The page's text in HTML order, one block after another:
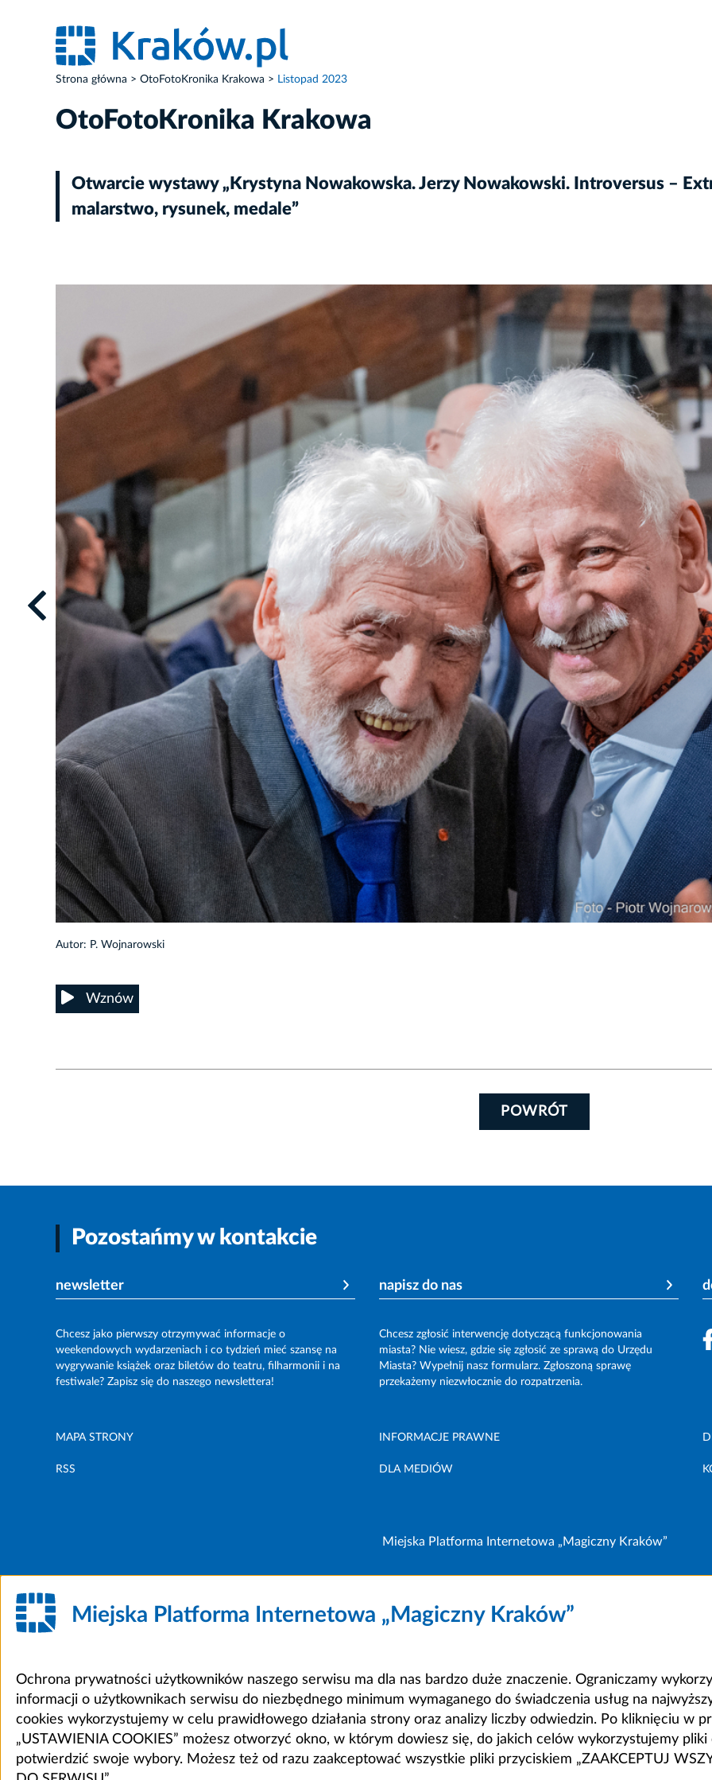
Strona główna OtoFotoKronika Krakowa Listopad 2023
OtoFotoKronika Krakowa
Otwarcie wystawy „Krystyna Nowakowska. Jerzy Nowakowski. Introversus –
malarstwo, rysunek, medale”
Autor: P. Wojnarowski
Wznów
POWRÓT
Pozostańmy w kontakcie
newsletter
Chcesz jako pierwszy otrzymywać informacje o
weekendowych wydarzeniach i co tydzień mieć szansę na
wygrywanie książek oraz biletów do teatru, filharmonii i na
festiwale? Zapisz się do naszego newslettera!
napisz do nas
Chcesz zgłosić interwencję dotyczącą funkcjonowania
miasta? Nie wiesz, gdzie się zgłosić ze sprawą do Urzędu
Miasta? Wypełnij nasz formularz. Zgłoszoną sprawę
przekażemy niezwłocznie do rozpatrzenia.
MAPA STRONY INFORMACJE PRAWNE
RSS DLA MEDIÓW
Miejska Platforma Internetowa „Magiczny Kraków”
Miejska Platforma Internetowa „Magiczny Kraków”
Ochrona prywatności użytkowników naszego serwisu ma dla nas bardzo duże znaczenie. Ograniczamy
informacji o użytkownikach serwisu do niezbędnego minimum wymaganego do świadczenia usług na
cookies wykorzystujemy w celu prawidłowego działania strony oraz analizy liczby odwiedzin. Po kliknięciu w
„USTAWIENIA COOKIES” możesz otworzyć okno, w którym dowiesz się, do jakich celów wykorzystujemy pliki
potwierdzić swoje wybory. Możesz też od razu zaakceptować wszystkie pliki przyciskiem „ZAAKCEPTUJ